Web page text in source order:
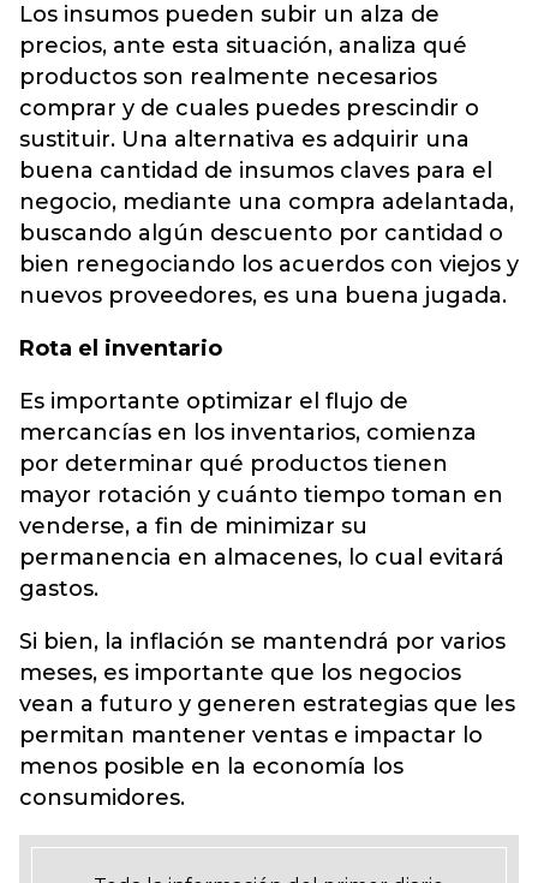
Los insumos pueden subir un alza de
precios, ante esta situación, analiza qué
productos son realmente necesarios
comprar y de cuales puedes prescindir o
sustituir. Una alternativa es adquirir una
buena cantidad de insumos claves para el
negocio, mediante una compra adelantada,
buscando algún descuento por cantidad o
bien renegociando los acuerdos con viejos y
nuevos proveedores, es una buena jugada.
Rota el inventario
Es importante optimizar el flujo de
mercancías en los inventarios, comienza
por determinar qué productos tienen
mayor rotación y cuánto tiempo toman en
venderse, a fin de minimizar su
permanencia en almacenes, lo cual evitará
gastos.
Si bien, la inflación se mantendrá por varios
meses, es importante que los negocios
vean a futuro y generen estrategias que les
permitan mantener ventas e impactar lo
menos posible en la economía los
consumidores.